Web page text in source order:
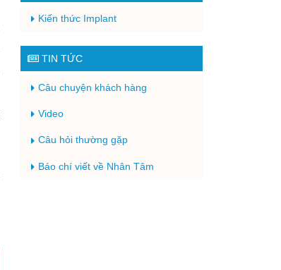
Kiến thức Implant
TIN TỨC
Câu chuyện khách hàng
Video
Câu hỏi thường gặp
Báo chí viết về Nhân Tâm